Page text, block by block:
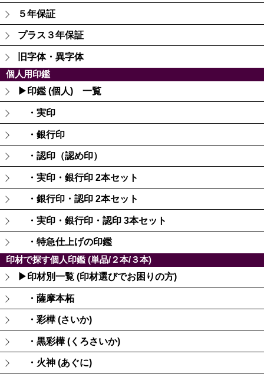
５年保証
プラス３年保証
旧字体・異字体
個人用印鑑
▶印鑑 (個人) 一覧
・実印
・銀行印
・認印（認め印）
・実印・銀行印 2本セット
・銀行印・認印 2本セット
・実印・銀行印・認印 3本セット
・特急仕上げの印鑑
印材で探す個人印鑑 (単品/２本/３本)
▶印材別一覧 (印材選びでお困りの方)
・薩摩本柘
・彩樺 (さいか)
・黒彩樺 (くろさいか)
・火神 (あぐに)